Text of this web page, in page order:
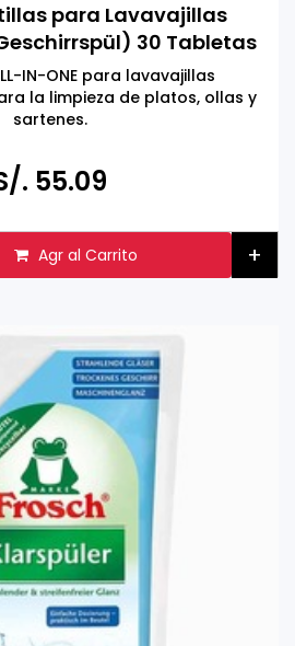
para Lavavajillas
30 Tabletas
IN-ONE para lavavajillas
la limpieza de platos, ollas y
sartenes.
medio ambiente, ingredientes
probado y
. 55.09
Agr al Carrito +